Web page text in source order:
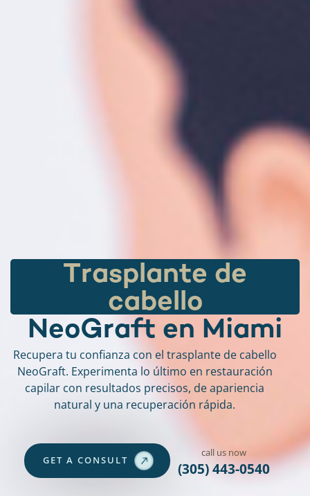
Trasplante de
cabello
NeoGraft en Miami
Recupera tu confianza con el trasplante de cabello
NeoGraft. Experimenta lo último en restauración
capilar con resultados precisos, de apariencia
natural y una recuperación rápida.
GET A CONSU LT
call us now
(305) 443-0540